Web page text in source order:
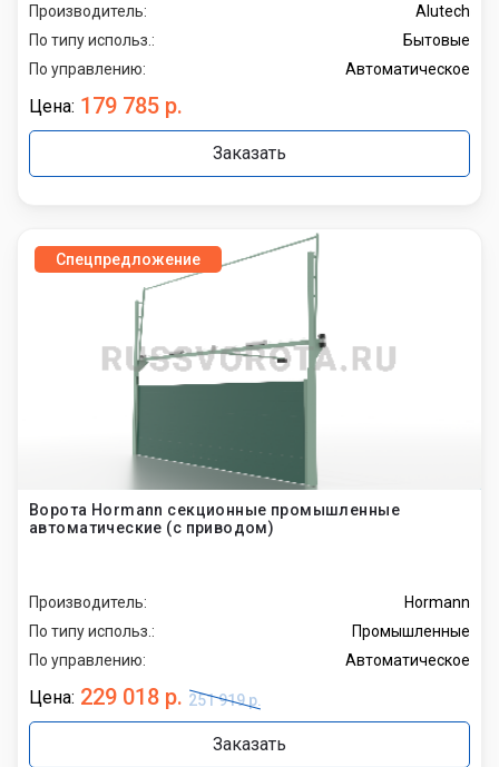
Производитель:
Alutech
По типу использ.:
Бытовые
По управлению:
Автоматическое
Цена: 179 785 р.
Заказать
Спецпредложение
Ворота Hormann секционные промышленные
автоматические (с приводом)
Производитель:
Hormann
По типу использ.:
Промышленные
По управлению:
Автоматическое
Цена: 229 018 р. 251 919 р.
Заказать